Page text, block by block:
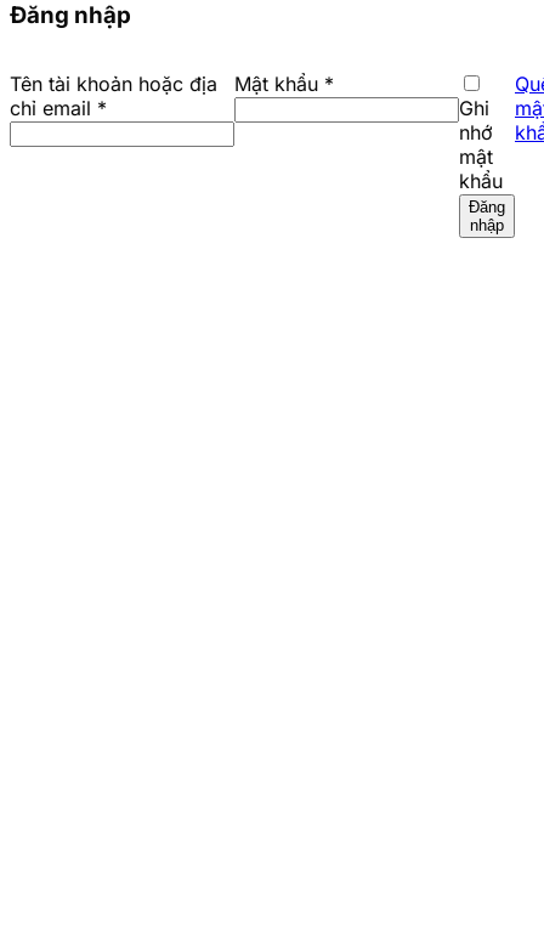
Đăng nhập
Tên tài khoản hoặc địa
chỉ email *
Mật khẩu *
Ghi
nhớ
mật
khẩu
Đăng
nhập